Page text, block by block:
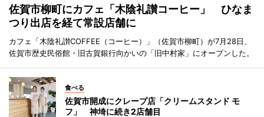
佐賀市柳町にカフェ「木陰礼讃コーヒー」 ひなま
つり出店を経て常設店舗に
カフェ「木陰礼讃COFFEE（コーヒー）」（佐賀市柳町）が7月28日、
佐賀市歴史民俗館・旧古賀銀行向かいの「旧中村家」にオープンした。
食べる
佐賀市開成にクレープ店「クリームスタンド モ
フ」 神埼に続き2店舗目